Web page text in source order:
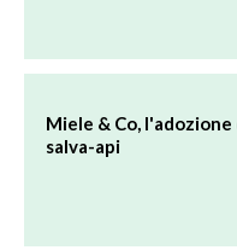
Miele & Co,
salva-api